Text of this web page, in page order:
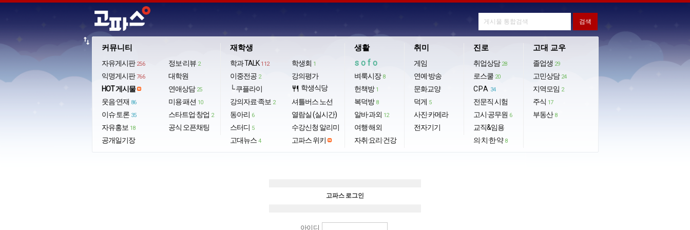
커뮤니티
자유게시판 256
익명게시판 766
HOT 게시물
웃음·연재 86
이슈·토론 35
자유홍보 18
공개일기장
정보·리뷰 2
대학원
연애상담 25
미용·패션 10
스타트업·창업 2
공식 오픈채팅
재학생
학과 TALK 112
이중전공 2
└ 쿠플라이
강의자료·족보 2
동아리 6
스터디 5
고대뉴스 4
학생회 1
강의평가
restaurant 학생식당
셔틀버스 노선
열람실 (실시간)
수강신청 알리미
고파스 위키
생활
sofo
벼룩시장 8
헌책방 1
복덕방 8
알바·과외 12
여행·해외
자취·요리·건강
취미
게임
연예·방송
문화교양
덕게 5
사진·카메라
전자기기
진로
취업상담 28
로스쿨 20
CPA 34
전문직 시험
고시·공무원 6
교직&임용
의·치·한·약 8
고대 교우
졸업생 29
고민상담 24
지역모임 2
주식 17
부동산 8
import_export
고파스 로그인
아이디